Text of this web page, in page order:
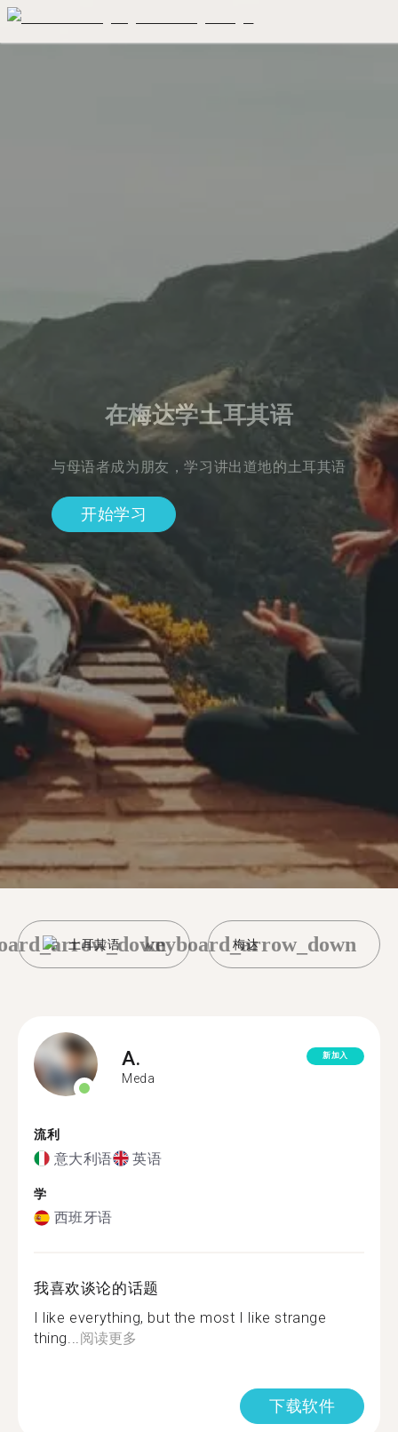
在梅达学土耳其语
与母语者成为朋友，学习讲出道地的土耳其语
开始学习
土耳其语 梅达
keyboard_arrow_down
A.
Meda
新加入
流利
意大利语 英语
学
西班牙语
我喜欢谈论的话题
I like everything, but the most I like strange
thing...阅读更多
下载软件